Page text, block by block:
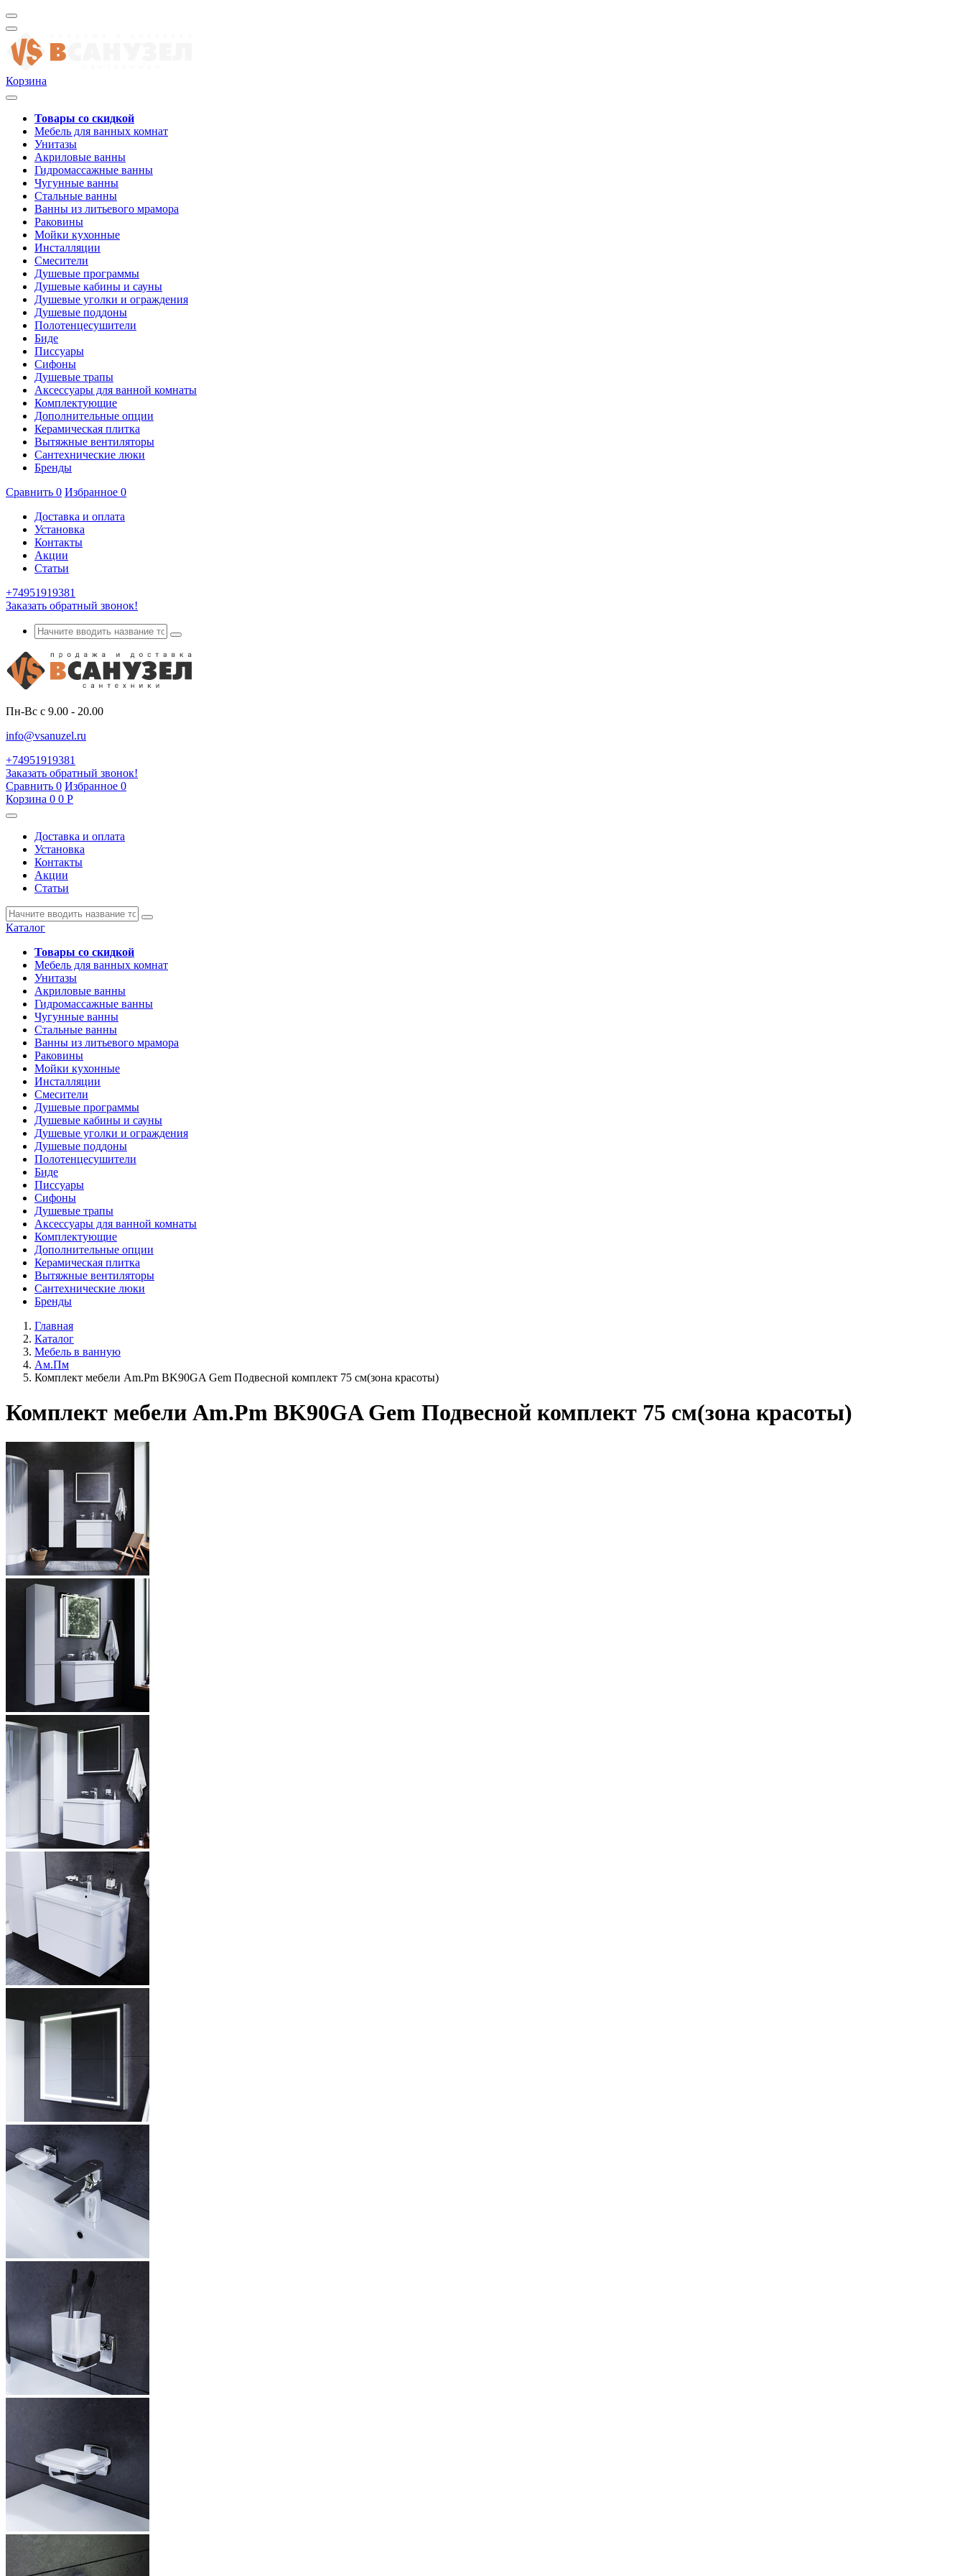
Корзина
Товары со скидкой
Мебель для ванных комнат
Унитазы
Акриловые ванны
Гидромассажные ванны
Чугунные ванны
Стальные ванны
Ванны из литьевого мрамора
Раковины
Мойки кухонные
Инсталляции
Смесители
Душевые программы
Душевые кабины и сауны
Душевые уголки и ограждения
Душевые поддоны
Полотенцесушители
Биде
Писсуары
Сифоны
Душевые трапы
Аксессуары для ванной комнаты
Комплектующие
Дополнительные опции
Керамическая плитка
Вытяжные вентиляторы
Сантехнические люки
Бренды
Сравнить 0 Избранное 0
Доставка и оплата
Установка
Контакты
Акции
Статьи
+74951919381
Заказать обратный звонок!
Пн-Вс с 9.00 - 20.00
info@vsanuzel.ru
+74951919381
Заказать обратный звонок!
Сравнить 0 Избранное 0
Корзина 0 0 Р
Доставка и оплата
Установка
Контакты
Акции
Статьи
Каталог
Товары со скидкой
Мебель для ванных комнат
Унитазы
Акриловые ванны
Гидромассажные ванны
Чугунные ванны
Стальные ванны
Ванны из литьевого мрамора
Раковины
Мойки кухонные
Инсталляции
Смесители
Душевые программы
Душевые кабины и сауны
Душевые уголки и ограждения
Душевые поддоны
Полотенцесушители
Биде
Писсуары
Сифоны
Душевые трапы
Аксессуары для ванной комнаты
Комплектующие
Дополнительные опции
Керамическая плитка
Вытяжные вентиляторы
Сантехнические люки
Бренды
Главная
Каталог
Мебель в ванную
Ам.Пм
Комплект мебели Am.Pm BK90GA Gem Подвесной комплект 75 см(зона красоты)
Комплект мебели Am.Pm BK90GA Gem Подвесной комплект 75 см(зона красоты)